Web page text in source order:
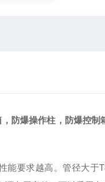
防爆操作柱，防爆控制
能要求越高。管径大于